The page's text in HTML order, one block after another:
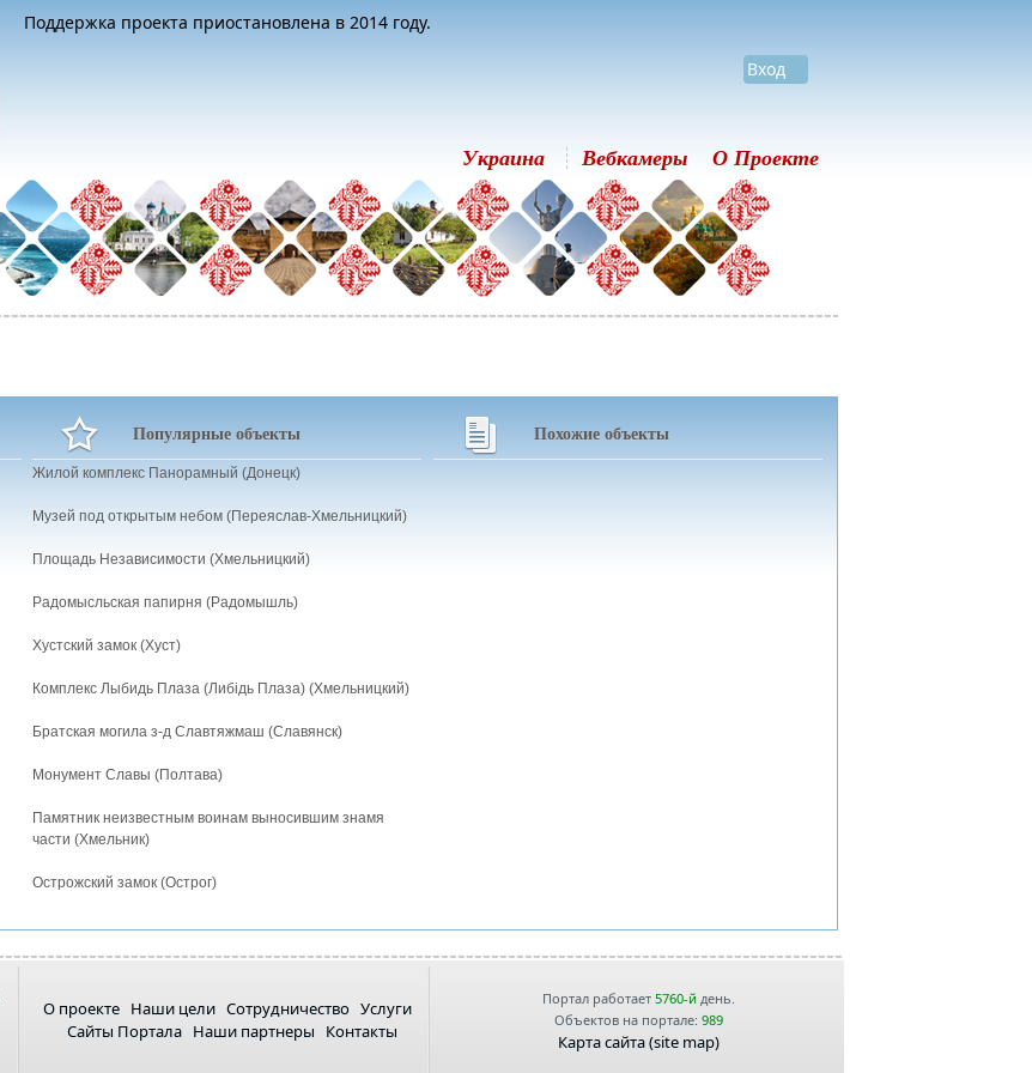
Поддержка проекта приостановлена в 2014 году.
Вход
Украина Вебкамеры О Проекте
Популярные объекты Похожие объекты
Жилой комплекс Панорамный (Донецк)
Музей под открытым небом (Переяслав-Хмельницкий)
Площадь Независимости (Хмельницкий)
Радомысльская папирня (Радомышль)
Хустский замок (Хуст)
Комплекс Лыбидь Плаза (Либiдь Плаза) (Хмельницкий)
Братская могила з-д Славтяжмаш (Славянск)
Монумент Славы (Полтава)
Памятник неизвестным воинам выносившим знамя
части (Хмельник)
Острожский замок (Острог)
О проекте Наши цели Сотрудничество Услуги
Сайты Портала Наши партнеры Контакты
Портал работает 5760-йдень.
Объектов на портале: 989
Карта сайта (site map)